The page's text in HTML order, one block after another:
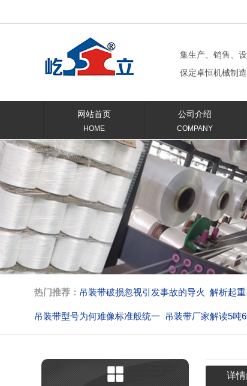
集生产、销售、
保定卓恒机械制
网站首页
HOME
公司介绍
COMPANY
热门推荐： 吊装带破损忽视引发事故的导火 解析起
吊装带型号为何难像标准般统一 吊装带厂家解读5吨
详